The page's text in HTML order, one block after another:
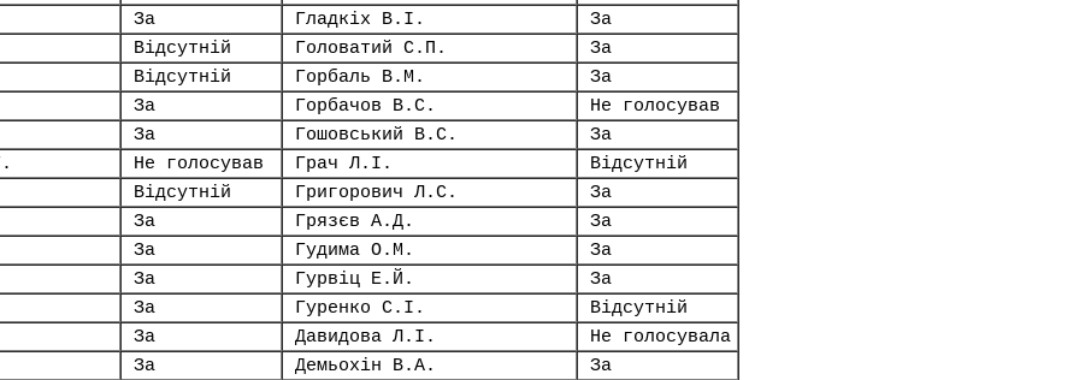
За Гладкіх В.І.
За
Відсутній Головатий С.П.
За
Відсутній Горбаль В.М.
За
За Горбачов В.С.
Не голосував
За Гошовський В.С.
За
Не голосував Грач Л.І.
Відсутній
Відсутній Григорович Л.С.
За
За Грязєв А.Д.
За
За Гудима О.М.
За
За Гурвіц Е.Й.
За
За Гуренко С.І.
Відсутній
За Давидова Л.І.
Не голосувала
За Демьохін В.А.
За